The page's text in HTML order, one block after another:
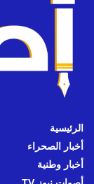
الرئيسية
أخبار الصحراء
أخبار وطنية